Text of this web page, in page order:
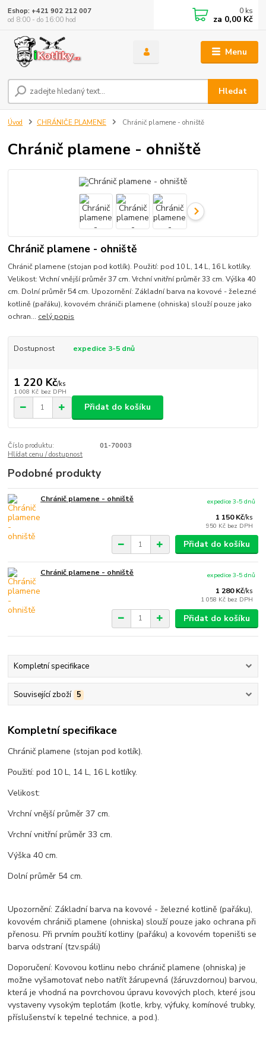
Menu
Hledat
Eshop: +421 902 212 007
od 8:00 - do 16:00 hod
0 ks
za 0,00 Kč
Úvod CHRÁNIČE PLAMENE Chránič plamene - ohniště
Chránič plamene - ohniště
Chránič plamene - ohniště
Chránič plamene (stojan pod kotlík). Použití: pod 10 L, 14 L, 16 L kotlíky.
Velikost: Vrchní vnější průměr 37 cm. Vrchní vnitřní průměr 33 cm. Výška 40
cm. Dolní průměr 54 cm. Upozornění: Základní barva na kovové - železné
kotlině (pařáku), kovovém chrániči plamene (ohniska) slouží pouze jako
ochran... celý popis
Dostupnost expedice 3-5 dnů
1 220 Kč/ks
1 008 Kč bez DPH
Přidat do košíku
Číslo produktu:
01-70003
Hlídat cenu / dostupnost
Podobné produkty
Chránič plamene - ohniště
1 150 Kč/ks
950 Kč bez DPH
expedice 3-5 dnů
Přidat do košíku
Chránič plamene - ohniště
1 280 Kč/ks
1 058 Kč bez DPH
expedice 3-5 dnů
Přidat do košíku
Kompletní specifikace
Související zboží 5
Kompletní specifikace
Chránič plamene (stojan pod kotlík).
Použití: pod 10 L, 14 L, 16 L kotlíky.
Velikost:
Vrchní vnější průměr 37 cm.
Vrchní vnitřní průměr 33 cm.
Výška 40 cm.
Dolní průměr 54 cm.
Upozornění: Základní barva na kovové - železné kotlině (pařáku),
kovovém chrániči plamene (ohniska) slouží pouze jako ochrana při
přenosu. Při prvním použití kotliny (pařáku) a kovovém topeništi se
barva odstraní (tzv.spáli)
Doporučení: Kovovou kotlinu nebo chránič plamene (ohniska) je
možne vyšamotovať nebo natřít žárupevná (žáruvzdornou) barvou,
která je vhodná na povrchovou úpravu kovových ploch, které jsou
vystaveny vysokým teplotám (kotle, krby, výfuky, komínové trubky,
příslušenství k tepelné technice, a pod.).